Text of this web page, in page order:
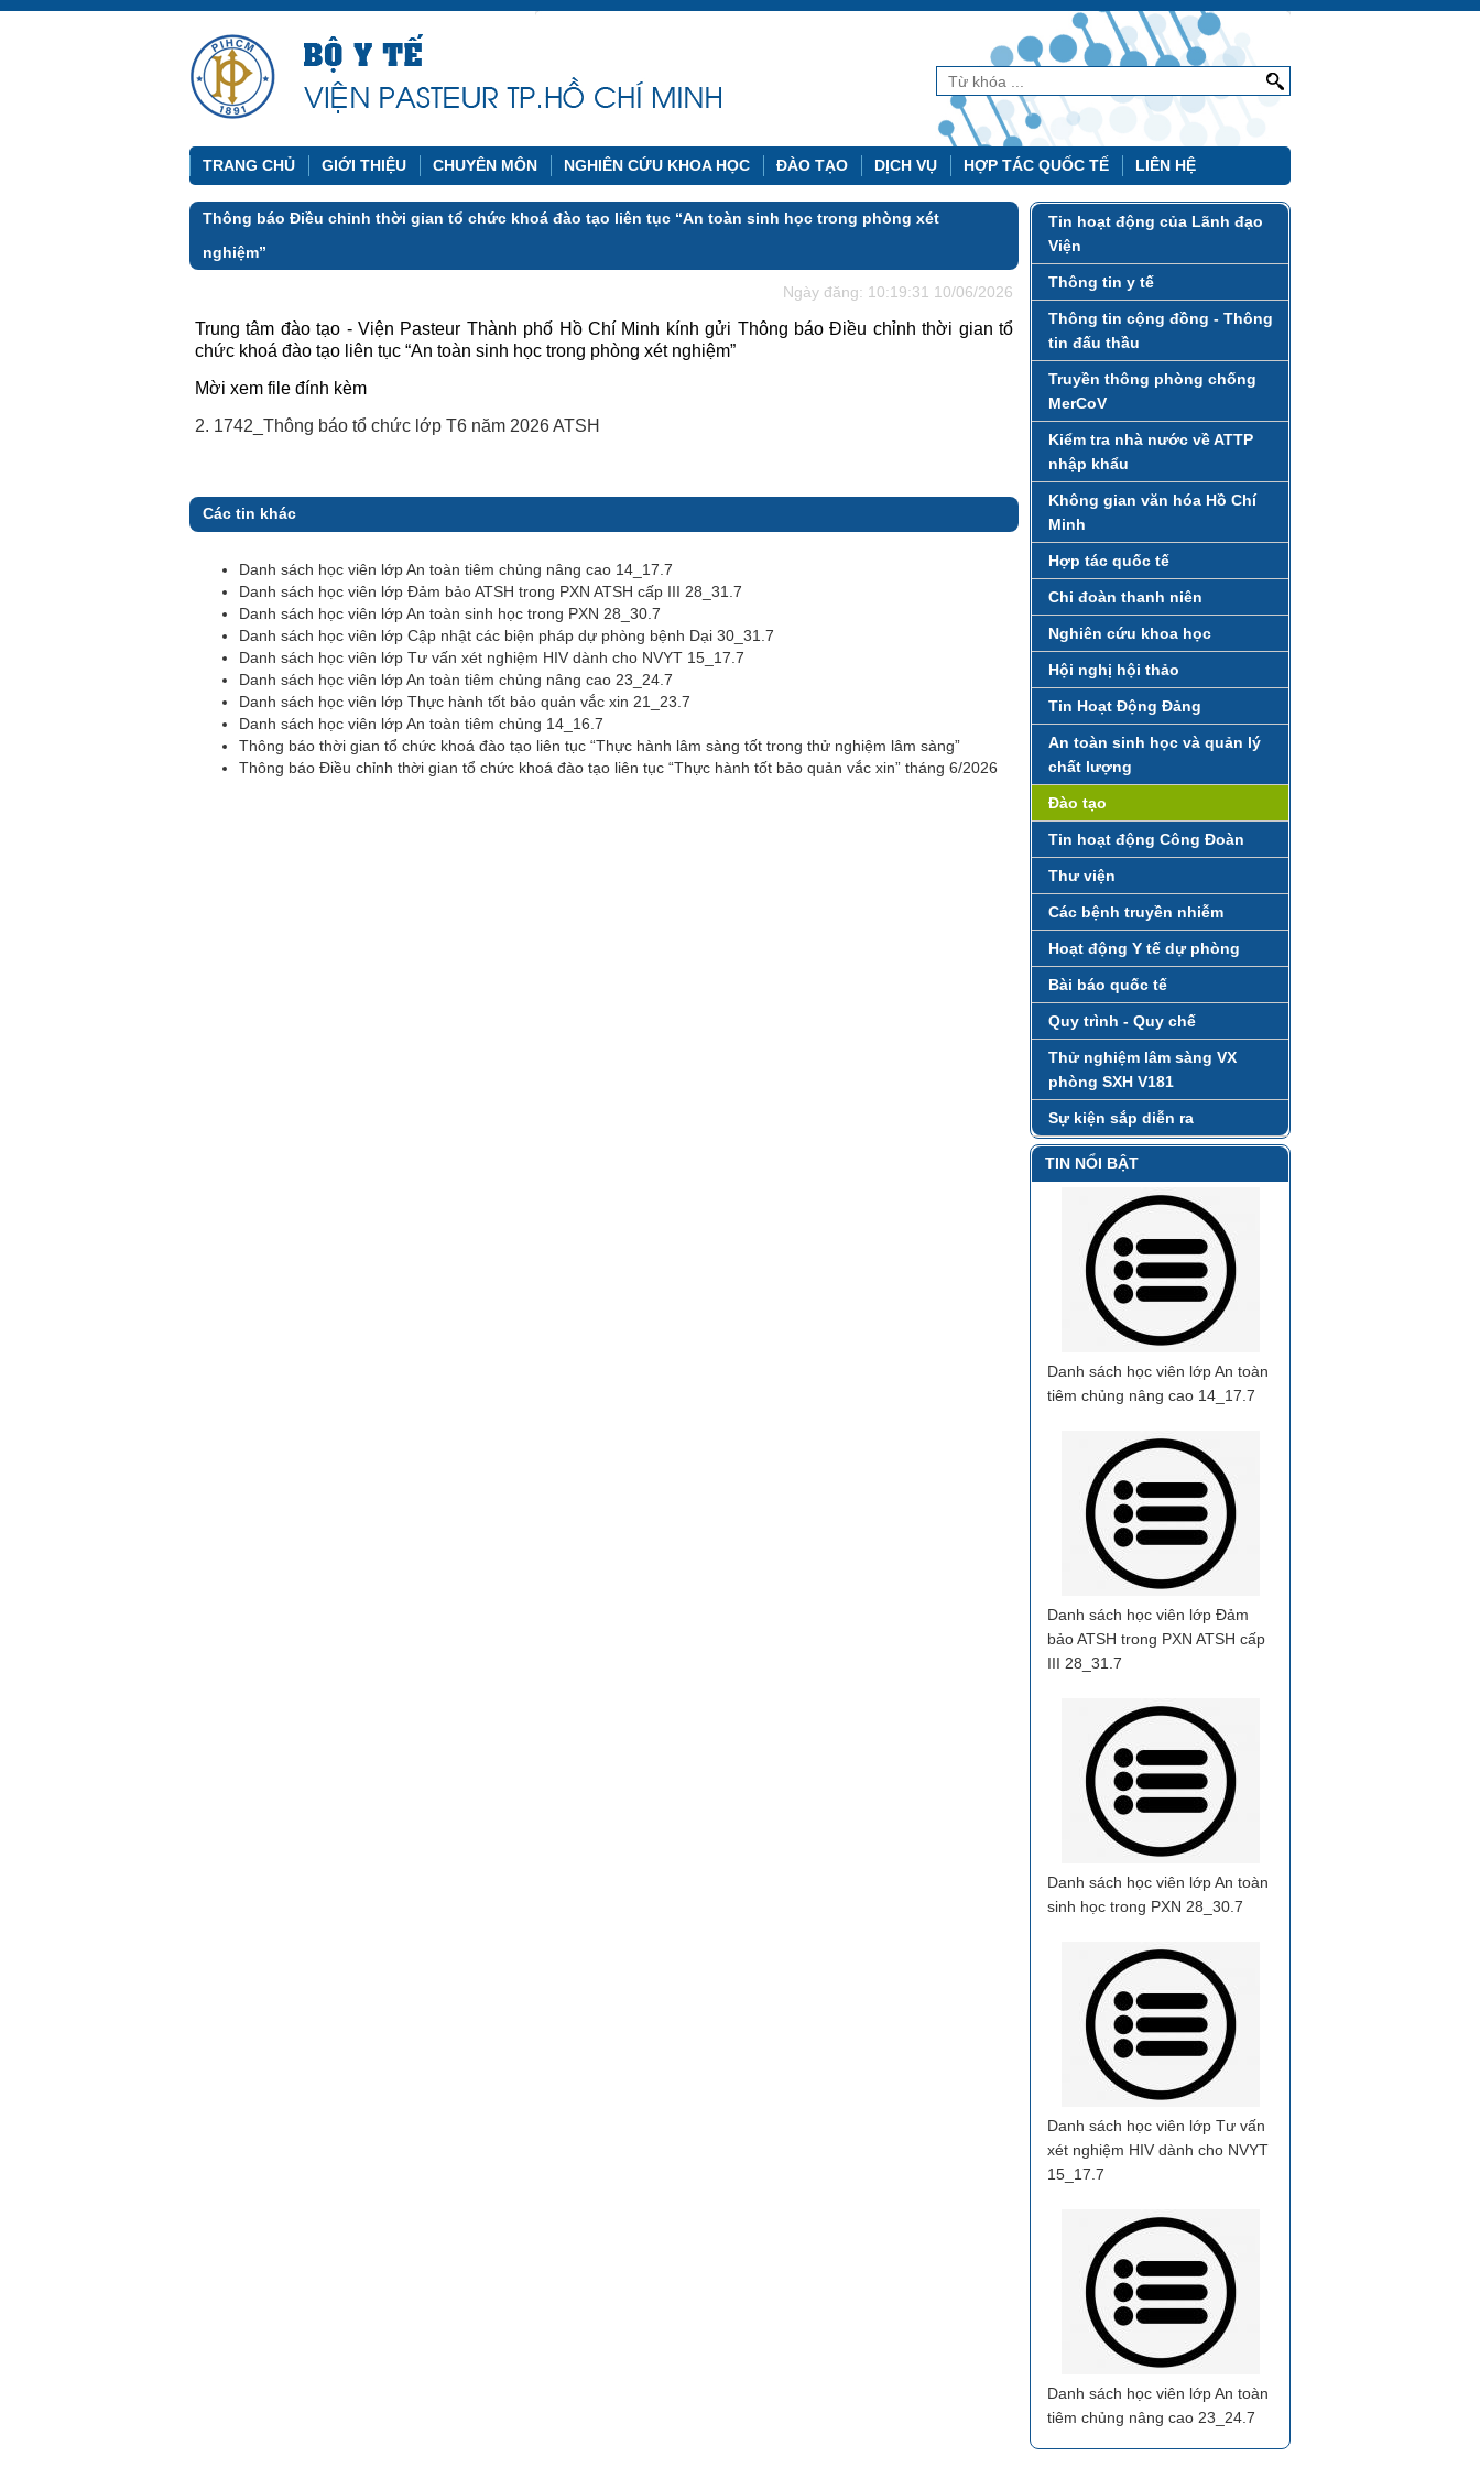
TRANG CHỦ GIỚI THIỆU CHUYÊN MÔN NGHIÊN CỨU KHOA HỌC ĐÀO TẠO DỊCH VỤ HỢP TÁC QUỐC TẾ LIÊN HỆ
Thông báo Điều chỉnh thời gian tổ chức khoá đào tạo liên tục “An toàn sinh học trong phòng xét
nghiệm”
Ngày đăng: 10:19:31 10/06/2026
Trung tâm đào tạo - Viện Pasteur Thành phố Hồ Chí Minh kính gửi Thông báo Điều chỉnh thời gian tổ
chức khoá đào tạo liên tục “An toàn sinh học trong phòng xét nghiệm”
Mời xem file đính kèm
2. 1742_Thông báo tổ chức lớp T6 năm 2026 ATSH
Các tin khác
Danh sách học viên lớp An toàn tiêm chủng nâng cao 14_17.7
Danh sách học viên lớp Đảm bảo ATSH trong PXN ATSH cấp III 28_31.7
Danh sách học viên lớp An toàn sinh học trong PXN 28_30.7
Danh sách học viên lớp Cập nhật các biện pháp dự phòng bệnh Dại 30_31.7
Danh sách học viên lớp Tư vấn xét nghiệm HIV dành cho NVYT 15_17.7
Danh sách học viên lớp An toàn tiêm chủng nâng cao 23_24.7
Danh sách học viên lớp Thực hành tốt bảo quản vắc xin 21_23.7
Danh sách học viên lớp An toàn tiêm chủng 14_16.7
Thông báo thời gian tổ chức khoá đào tạo liên tục “Thực hành lâm sàng tốt trong thử nghiệm lâm sàng”
Thông báo Điều chỉnh thời gian tổ chức khoá đào tạo liên tục “Thực hành tốt bảo quản vắc xin” tháng 6/2026
Tin hoạt động của Lãnh đạo
Viện
Thông tin y tế
Thông tin cộng đồng - Thông
tin đấu thầu
Truyền thông phòng chống
MerCoV
Kiểm tra nhà nước về ATTP
nhập khẩu
Không gian văn hóa Hồ Chí
Minh
Hợp tác quốc tế
Chi đoàn thanh niên
Nghiên cứu khoa học
Hội nghị hội thảo
Tin Hoạt Động Đảng
An toàn sinh học và quản lý
chất lượng
Đào tạo
Tin hoạt động Công Đoàn
Thư viện
Các bệnh truyền nhiễm
Hoạt động Y tế dự phòng
Bài báo quốc tế
Quy trình - Quy chế
Thử nghiệm lâm sàng VX
phòng SXH V181
Sự kiện sắp diễn ra
TIN NỔI BẬT
Danh sách học viên lớp An toàn
tiêm chủng nâng cao 14_17.7
Danh sách học viên lớp Đảm
bảo ATSH trong PXN ATSH cấp
III 28_31.7
Danh sách học viên lớp An toàn
sinh học trong PXN 28_30.7
Danh sách học viên lớp Tư vấn
xét nghiệm HIV dành cho NVYT
15_17.7
Danh sách học viên lớp An toàn
tiêm chủng nâng cao 23_24.7